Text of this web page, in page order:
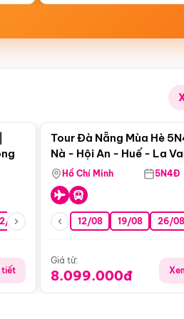
08 26/08 05/09 09/09 12/09
tiết
Tour Đà Nẵng Mùa Hè
Nà - Hội An - Huế - La
Động Thiên Đường
Hồ Chí Minh 5N4Đ
12/08 19/08 26/08
Giá từ:
8.099.000đ